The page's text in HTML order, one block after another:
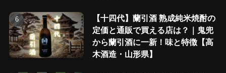
【十四代】蘭引酒 熟成純米焼酎の
定価と通販で買える店は？｜鬼兜
から蘭引酒に一新！味と特徴【高
木酒造・山形県】